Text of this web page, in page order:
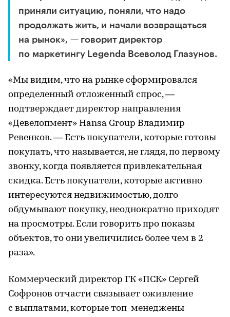
приняли ситуацию, поняли, что надо
продолжать жить, и начали возвращаться
на рынок», — говорит директор
по маркетингу Legenda Всеволод Глазунов.
«Мы видим, что на рынке сформировался
определенный отложенный спрос, —
подтверждает директор направления
«Девелопмент» Hansa Group Владимир
Ревенков. — Есть покупатели, которые готовы
покупать, что называется, не глядя, по первому
звонку, когда появляется привлекательная
скидка. Есть покупатели, которые активно
интересуются недвижимостью, долго
обдумывают покупку, неоднократно приходят
на просмотры. Если говорить про показы
объектов, то они увеличились более чем в 2
раза».
Коммерческий директор ГК «ПСК» Сергей
Софронов отчасти связывает оживление
с выплатами, которые топ-менеджены